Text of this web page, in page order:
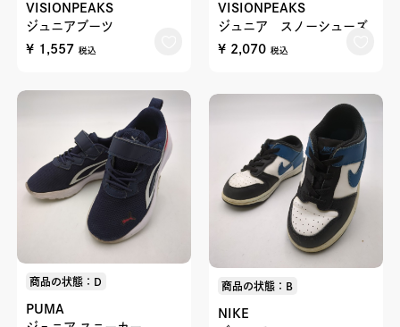
VISIONPEAKS
ジュニアブーツ
¥ 1,557 税込
VISIONPEAKS
ジュニア スノーシューズ
¥ 2,070 税込
商品の状態：D
PUMA
商品の状態：B
NIKE